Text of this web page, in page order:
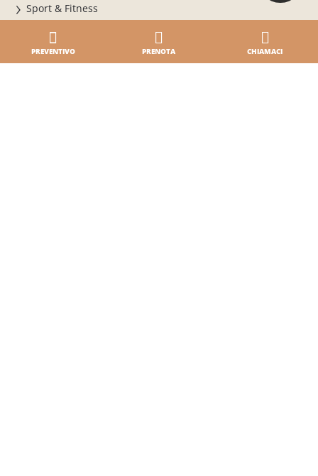
PREVENTIVO PRENOTA CHIAMACI
Sport & Fitness
Offerte